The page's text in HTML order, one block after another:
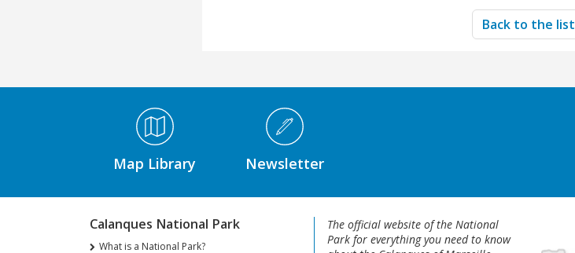
Back to the list
Médiathèque Footer
Map Library Newsletter
Calanques National Park
What is a National Park?
The official website of the National
Park for everything you need to know